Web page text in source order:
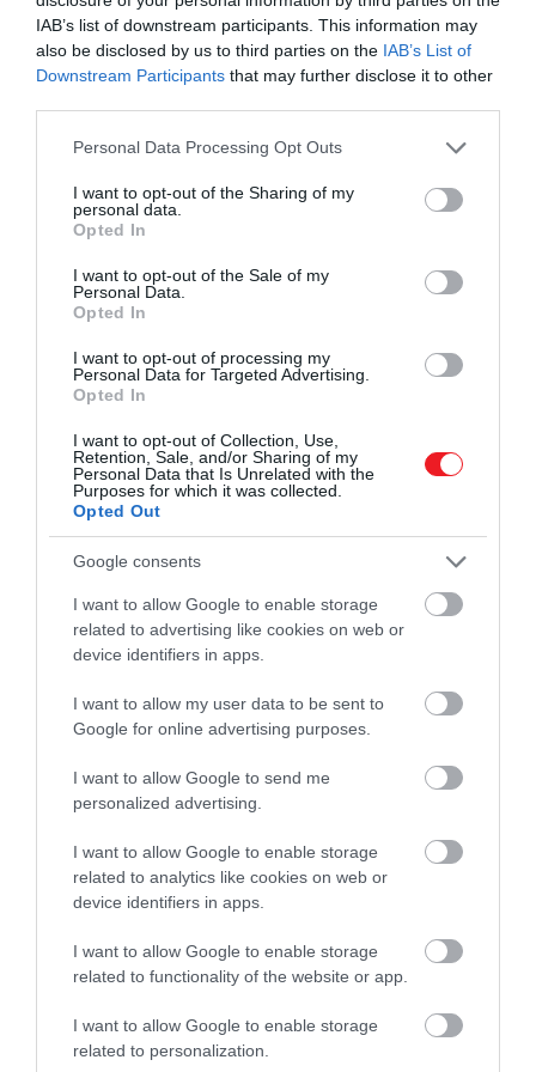
IAB’s list of downstream participants. This information may
also be disclosed by us to third parties on the IAB’s List of
Downstream Participants that may further disclose it to other
Please note that this website/app uses one or more Google
not limited to your visit or usage behaviour. You may click to
grant or deny consent to Google and its third-party tags to
use your data for below specified purposes in below Google
consent section.
Personal Data Processing Opt Outs
I want to opt-out of the Sharing of my
personal data.
Opted In
I want to opt-out of the Sale of my
Personal Data.
Opted In
I want to opt-out of processing my
Personal Data for Targeted Advertising.
Opted In
I want to opt-out of Collection, Use,
Retention, Sale, and/or Sharing of my
Personal Data that Is Unrelated with the
Purposes for which it was collected.
Opted Out
Google consents
I want to allow Google to enable storage
related to advertising like cookies on web or
device identifiers in apps.
I want to allow my user data to be sent to
Google for online advertising purposes.
I want to allow Google to send me
personalized advertising.
I want to allow Google to enable storage
related to analytics like cookies on web or
device identifiers in apps.
I want to allow Google to enable storage
related to functionality of the website or app.
I want to allow Google to enable storage
related to personalization.
You Yeong-Gwang: Az esőpiac
A 1984-ben született dél-koreai You Yeong-Gwang
ételfutárként dolgozott,Az esőpiacotemellett,
szabadidejében írta meg – a regény pedig
lett. Története a titokzatos Esőpiac körül forog, amely
csak meghívóval látogatható. Serin, egy szűkös
és lehetősége nyílik a számára tökéletes élet
kiválasztására – de csupán egy hét áll rendelkezésére,
fogságában ragad. A regény misztikus és érzelmes
történet a választási lehetőségeinkről, a vágyainkról és
az azokkal járó kockázatokról.
A bejegyzés megtekintése az Instagramon